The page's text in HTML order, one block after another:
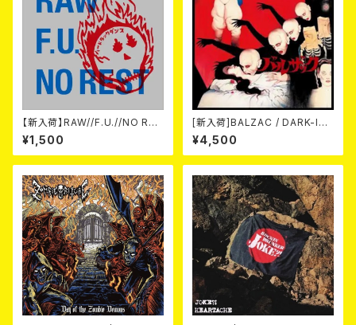
【新入荷】RAW//F.U.//NO RES
T / 3way split EP ハード ラッ
ク ダンス (CD)
¥1,500
[新入荷]BALZAC / DARK-IS
M -20th Anniversary Comp
ilation- (2CD)
¥4,500